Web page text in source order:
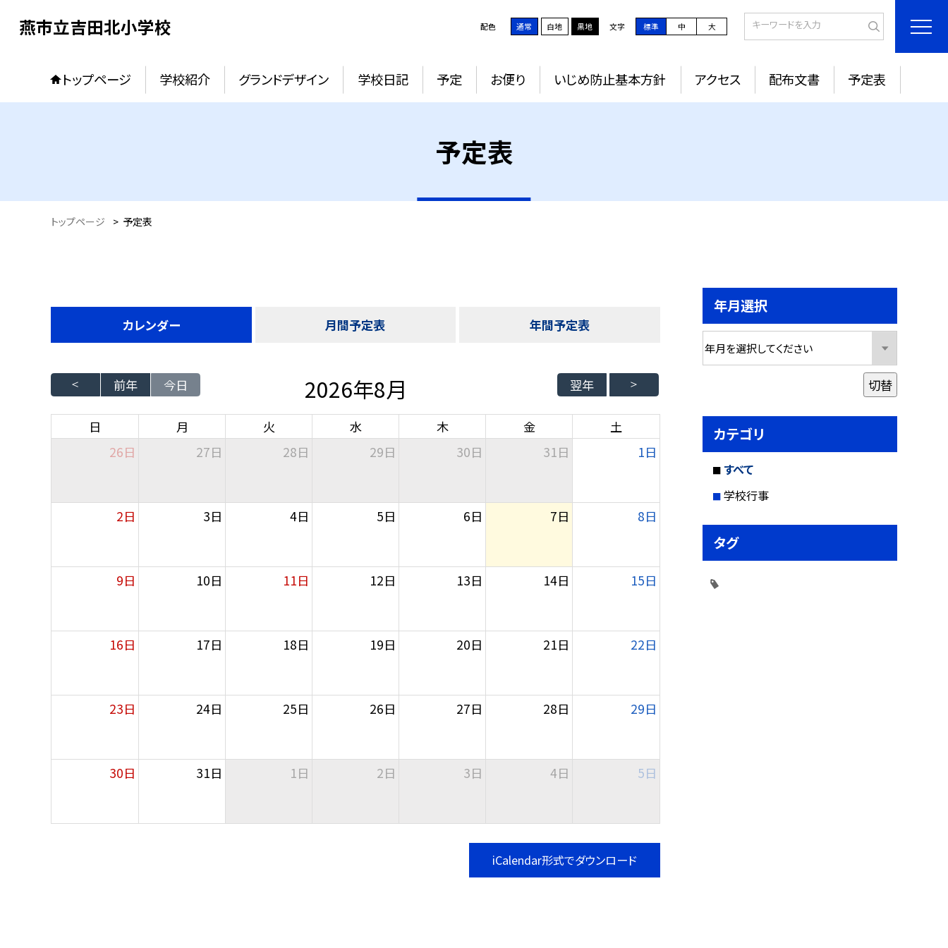
燕市立吉田北小学校 配色 通常 白地 黒地 文字 標準 中 大
トップページ 学校紹介 グランドデザイン 学校日記 予定 お便り いじめ防止基本方針 アクセス 配布文書 予定表
予定表
トップページ > 予定表
カレンダー 月間予定表 年間予定表
前年 今日 2026年8月 翌年
日 月 火 水 木 金
土
26日
27日 28日 29日 30日 31日 1日
2日 3日 4日 5日 6日 7日 8日
9日 10日 11日 12日 13日 14日 15日
16日 17日 18日 19日 20日 21日 22日
23日 24日 25日 26日 27日 28日 29日
30日 31日 1日 2日 3日 4日 5日
iCalendar形式でダウンロード
年月選択
切替
カテゴリ
すべて
学校行事
タグ